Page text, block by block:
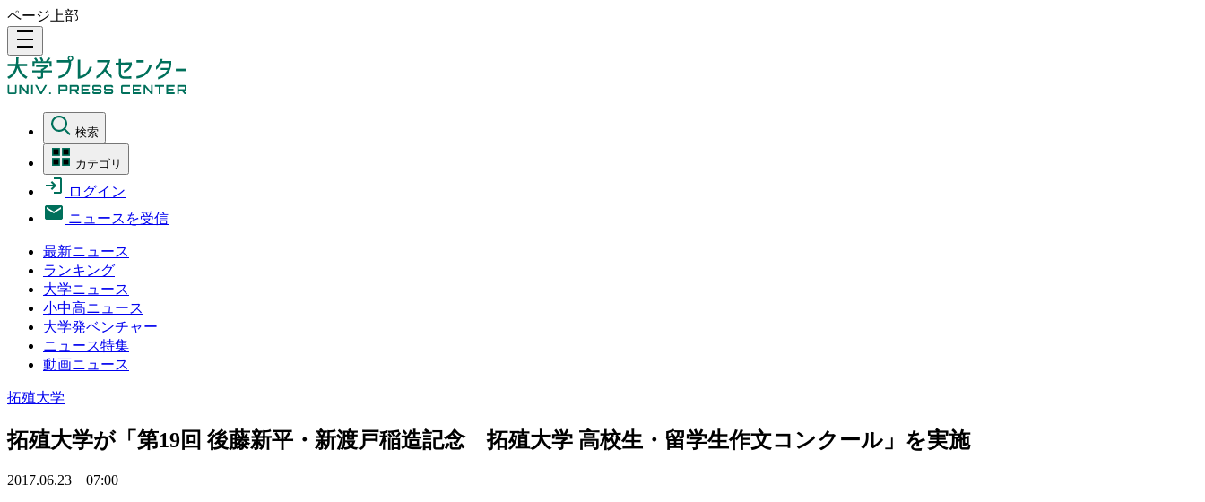
ページ上部
density_medium
検索
カテゴリ
ログイン
ニュースを受信
最新ニュース
ランキング
大学ニュース
小中高ニュース
大学発ベンチャー
ニュース特集
動画ニュース
拓殖大学
拓殖大学が「第19回 後藤新平・新渡戸稲造記念 拓殖大学 高校生・留学生作文コンクール」を実施
2017.06.23 07:00